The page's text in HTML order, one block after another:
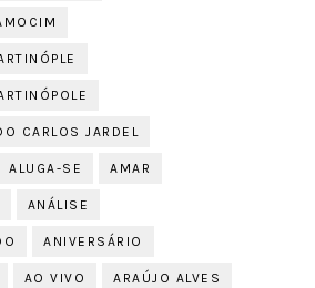
CARLOS JARDEL
ALUGA-SE AMAR
ANÁLISE
ANIVERSÁRIO
AO VIVO ARAÚJO ALVES